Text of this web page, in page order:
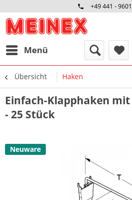
+49 441 -
Menü
Übersicht Haken
Einfach-Klapphaken
- 25 Stück
Neuware